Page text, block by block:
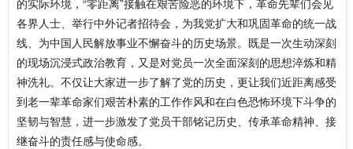
的实际环境，“零距离”接触在艰苦险恶的环境下，革命先辈们会见
各界人士、举行中外记者招待会，为我党扩大和巩固革命的统一战
线、为中国人民解放事业不懈奋斗的历史场景。既是一次生动深刻
的现场沉浸式政治教育，又是对党员一次全面深刻的思想淬炼和精
神洗礼。不仅让大家进一步了解了党的历史，更让我们近距离感受
到老一辈革命家们艰苦朴素的工作作风和在白色恐怖环境下斗争的
坚韧与智慧，进一步激发了党员干部铭记历史、传承革命精神、接
继奋斗的责任感与使命感。